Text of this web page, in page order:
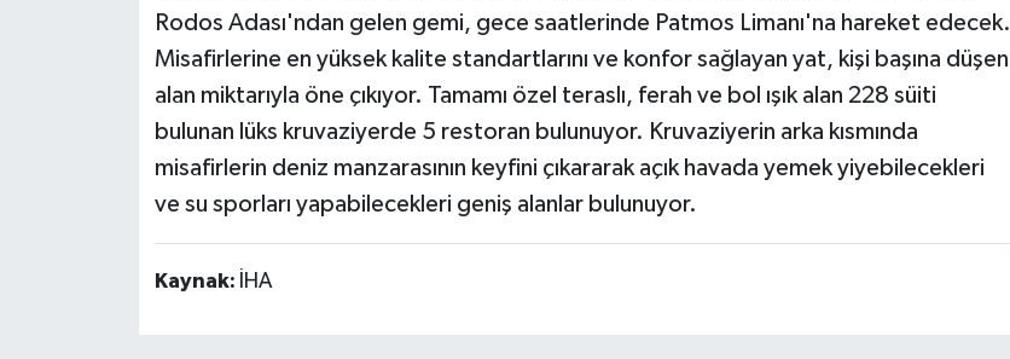
Rodos Adası'ndan gelen gemi, gece saatlerinde Patmos Limanı'na hareket edecek.
Misafirlerine en yüksek kalite standartlarını ve konfor sağlayan yat, kişi başına düşen
alan miktarıyla öne çıkıyor. Tamamı özel teraslı, ferah ve bol ışık alan 228 süiti
bulunan lüks kruvaziyerde 5 restoran bulunuyor. Kruvaziyerin arka kısmında
misafirlerin deniz manzarasının keyfini çıkararak açık havada yemek yiyebilecekleri
ve su sporları yapabilecekleri geniş alanlar bulunuyor.
Kaynak: İHA